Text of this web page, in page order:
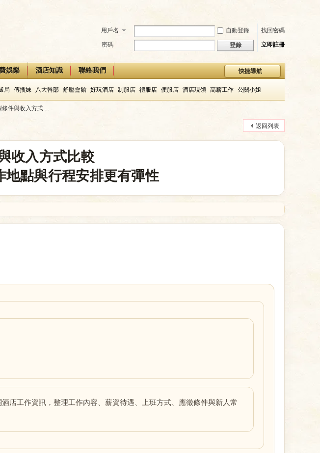
用戶名 自動登錄 找回密碼
密碼 登錄 立即註冊
快捷導航
娛樂 酒店知識 聯絡我們
局 傳播妹 八大幹部 舒壓會館 好玩酒店 制服店 禮服店 便服店 酒店現領 高薪工作 公關小姐
件與收入方式 ...
返回列表
收入方式比較
地點與行程安排更有彈性
店工作資訊，整理工作內容、薪資待遇、上班方式、應徵條件與新人常